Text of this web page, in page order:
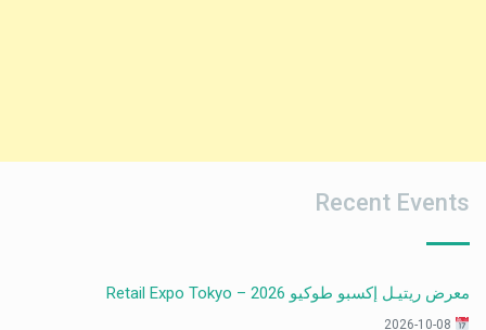
Recent Events
معرض ريتيـل إكسبو طوكيو 2026 – Retail Expo Tokyo